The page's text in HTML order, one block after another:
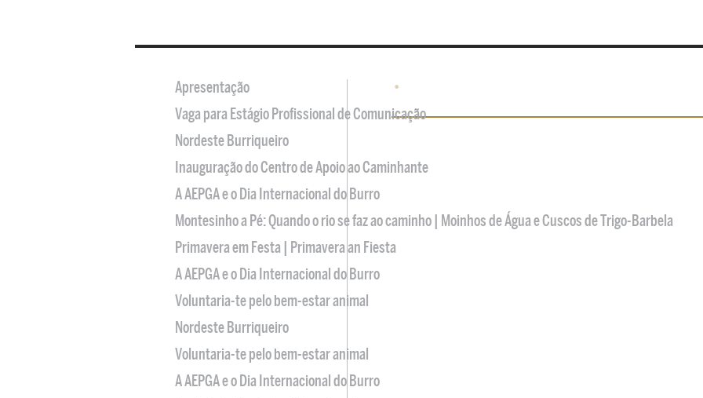
•
Apresentação
Vaga para Estágio Profissional de Comunicação
Nordeste Burriqueiro
Inauguração do Centro de Apoio ao Caminhante
A AEPGA e o Dia Internacional do Burro
Montesinho a Pé: Quando o rio se faz ao caminho | Moinhos de Água e Cuscos de Trigo-Barbela
Primavera em Festa | Primavera an Fiesta
A AEPGA e o Dia Internacional do Burro
Voluntaria-te pelo bem-estar animal
Nordeste Burriqueiro
Voluntaria-te pelo bem-estar animal
A AEPGA e o Dia Internacional do Burro